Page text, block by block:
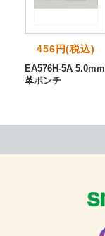
456円(税込)
EA576H-5A 5.0mm
革ポンチ